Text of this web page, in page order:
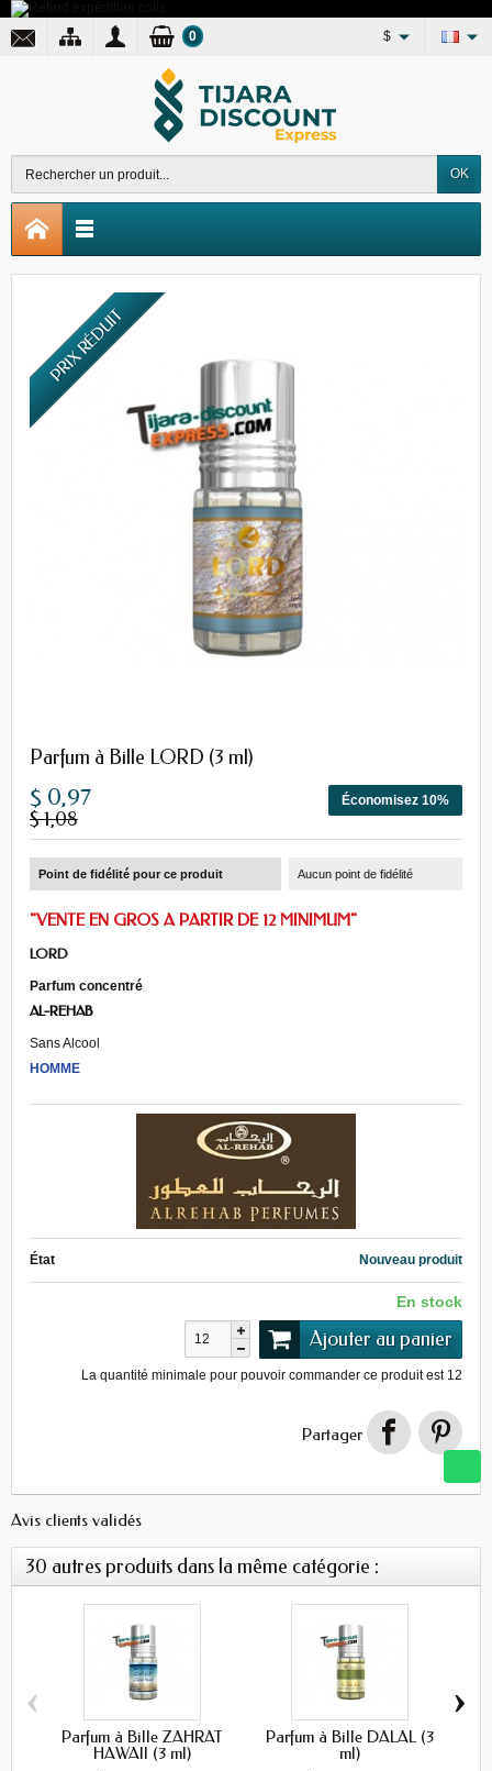
$
OK
0
PRIX RÉDUIT
Parfum à Bille LORD (3 ml)
Économisez 10%
$ 0,97
$ 1,08
Point de fidélité pour ce produit Aucun point de fidélité
"VENTE EN GROS A PARTIR DE 12 MINIMUM"
LORD
Parfum concentré
AL-REHAB
Sans Alcool
HOMME
État Nouveau produit
En stock
Ajouter au panier
La quantité minimale pour pouvoir commander ce produit est 12
Partager
Avis clients validés
30 autres produits dans la même catégorie :
Parfum à Bille ZAHRAT
HAWAII (3 ml)
Parfum à Bille DALAL (3
ml)
‹ ›